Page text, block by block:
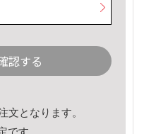
認する
文となります。
です。